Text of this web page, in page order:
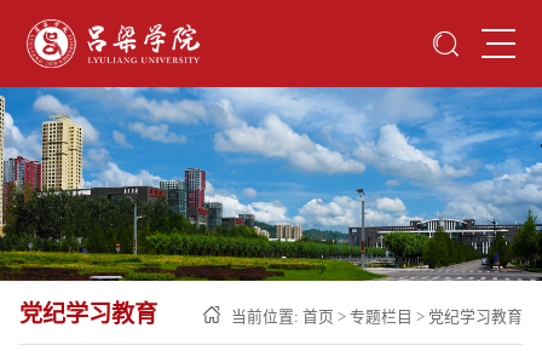
党纪学习教育 当前位置: 首页 > 专题栏目 > 党纪学习教育